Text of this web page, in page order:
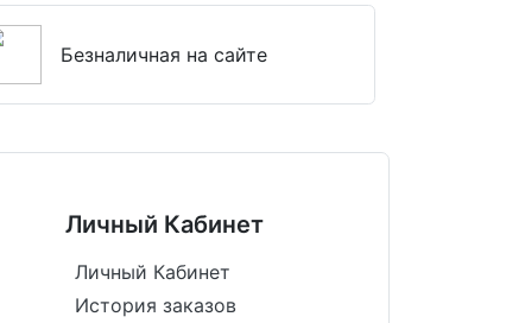
Безналичная на сайте
Личный Кабинет
Личный Кабинет
История заказов